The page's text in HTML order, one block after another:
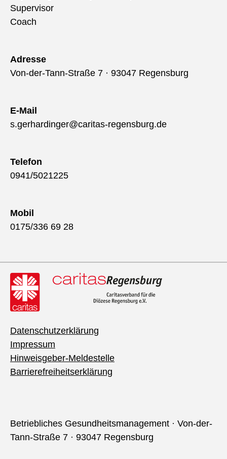
Supervisor
Coach
Adresse
Von-der-Tann-Straße 7 · 93047 Regensburg
E-Mail
s.gerhardinger@caritas-regensburg.de
Telefon
0941/5021225
Mobil
0175/336 69 28
Datenschutzerklärung
Impressum
Hinweisgeber-Meldestelle
Barrierefreiheitserklärung
Betriebliches Gesundheitsmanagement · Von-der-
Tann-Straße 7 · 93047 Regensburg